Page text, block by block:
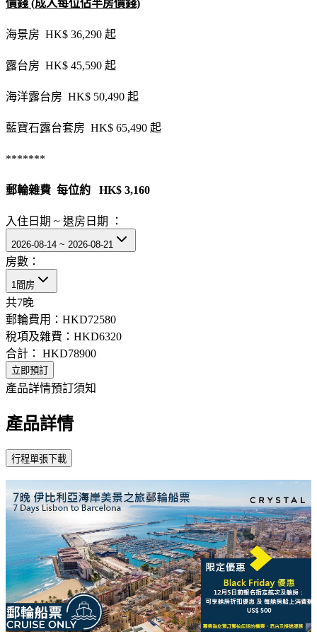
價錢 (成人每位佔半房價錢)
海景房 HK$ 36,290 起
露台房 HK$ 45,590 起
海洋露台房 HK$ 50,490 起
藍寶石露台套房 HK$ 65,490 起
*******
郵輪雜費 每位約 HK$ 3,160
入住日期 ~ 退房日期 ：
2026-08-14 ~ 2026-08-21
房數：
1間房
共7晚
郵輪費用： HKD72580
稅項及雜費： HKD6320
合計： HKD78900
立即預訂
產品詳情預訂須知
產品詳情